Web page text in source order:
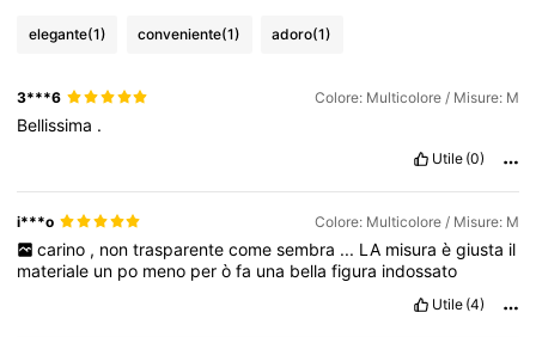
elegante(1) conveniente(1) adoro(1)
3***6 Colore: Multicolore / Misure: M
Bellissima .
Utile (0)
i***o Colore: Multicolore / Misure: M
carino , non trasparente come sembra ... LA misura è giusta il
materiale un po meno peròfa una bellafigura indossato
Utile (4)